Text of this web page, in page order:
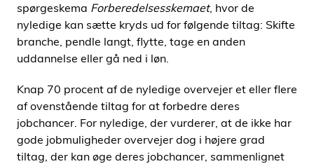
spørgeskema Forberedelsesskemaet, hvor de
nyledige kan sætte kryds ud for følgende tiltag: Skifte
branche, pendle langt, flytte, tage en anden
uddannelse eller gå ned i løn.
Knap 70 procent af de nyledige overvejer et eller flere
af ovenstående tiltag for at forbedre deres
jobchancer. For nyledige, der vurderer, at de ikke har
gode jobmuligheder overvejer dog i højere grad
tiltag, der kan øge deres jobchancer, sammenlignet